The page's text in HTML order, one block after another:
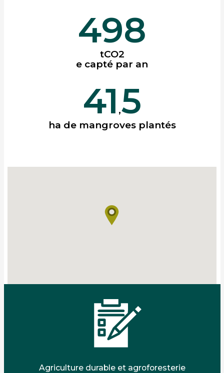
498
tCO2
e capté par an
41 ,5
ha de mangroves plantés
Agriculture durable et agroforesterie